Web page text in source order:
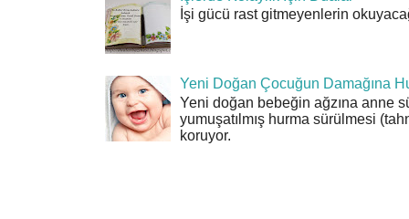
İşi gücü rast gitmeyenlerin
Yeni Doğan Çocuğun Damağına
Yeni doğan bebeğin ağzına anne
yumuşatılmış hurma sürülmesi
koruyor.